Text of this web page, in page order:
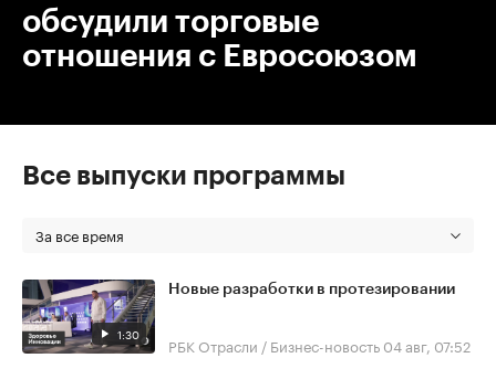
обсудили торговые
отношения с Евросоюзом
Все выпуски программы
За все время
1:30
Новые разработки в протезировании
РБК Отрасли / Бизнес-новость 04 авг, 07:52